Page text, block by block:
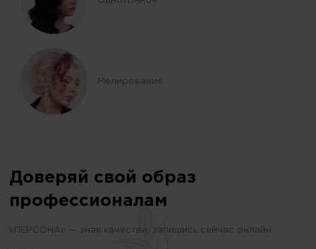
Мелирование
Доверяй свой образ
профессионалам
«ПЕРСОНА» — знак качества, запишись сейчас онлайн